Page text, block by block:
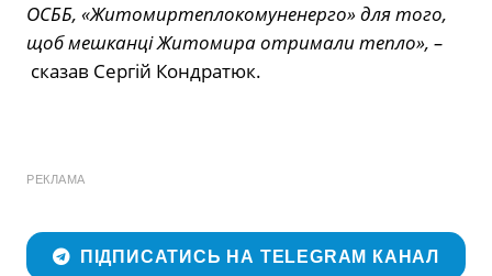
ОСББ, «Житомиртеплокомуненерго» для того,
щоб мешканці Житомира отримали тепло», –
сказав Сергій Кондратюк.
РЕКЛАМА
ПІДПИСАТИСЬ НА TELEGRAM КАНАЛ